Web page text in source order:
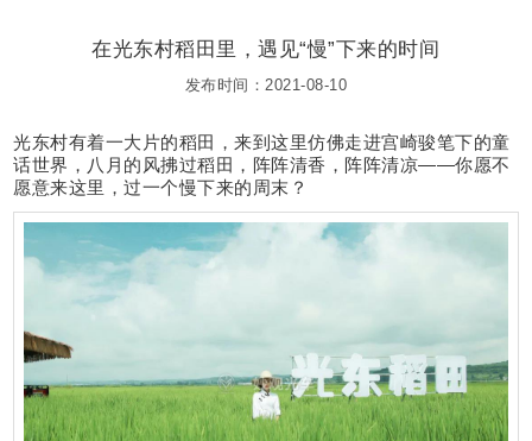
在光东村稻田里，遇见“慢”下来的时间
发布时间：2021-08-10
光东村有着一大片的稻田，来到这里仿佛走进宫崎骏笔下的童
话世界，八月的风拂过稻田，阵阵清香，阵阵清凉——你愿不
愿意来这里，过一个慢下来的周末？